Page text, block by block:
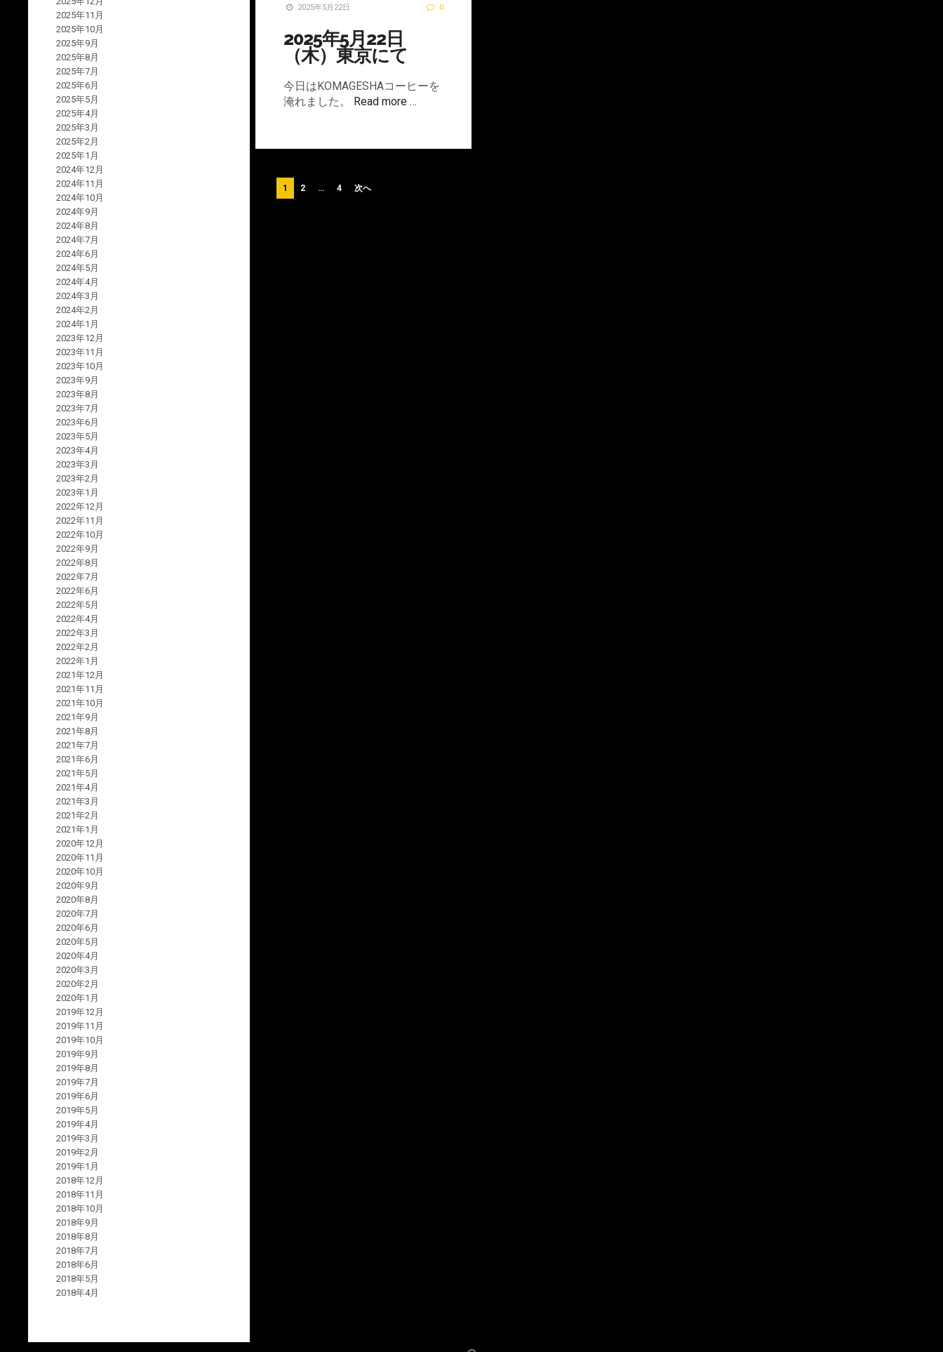
2025年5月22日 0
2025年5月22日
（木）東京にて
今日はKOMAGESHAコーヒーを
淹れました。
Read more …
投1 2 … 4 次へ
2025年11月
2025年10月
2025年9月
2025年8月
2025年7月
2025年6月
2025年5月
2025年4月
2025年3月
2025年2月
2025年1月
2024年12月
2024年11月
2024年10月
2024年9月
2024年8月
2024年7月
2024年6月
2024年5月
2024年4月
2024年3月
2024年2月
2024年1月
2023年12月
2023年11月
2023年10月
2023年9月
2023年8月
2023年7月
2023年6月
2023年5月
2023年4月
2023年3月
2023年2月
2023年1月
2022年12月
2022年11月
2022年10月
2022年9月
2022年8月
2022年7月
2022年6月
2022年5月
2022年4月
2022年3月
2022年2月
2022年1月
2021年12月
2021年11月
2021年10月
2021年9月
2021年8月
2021年7月
2021年6月
2021年5月
2021年4月
2021年3月
2021年2月
2021年1月
2020年12月
2020年11月
2020年10月
2020年9月
2020年8月
2020年7月
2020年6月
2020年5月
2020年4月
2020年3月
2020年2月
2020年1月
2019年12月
2019年11月
2019年10月
2019年9月
2019年8月
2019年7月
2019年6月
2019年5月
2019年4月
2019年3月
2019年2月
2019年1月
2018年12月
2018年11月
2018年10月
2018年9月
2018年8月
2018年7月
2018年6月
2018年5月
2018年4月